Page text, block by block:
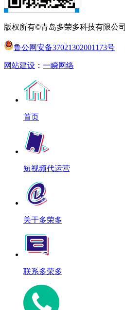
版权所有©青岛多荣多科技有限公司
鲁公网安备37021302001173号
网站建设 ： 一瞬网络
首页
短视频代运营
关于多荣多
联系多荣多